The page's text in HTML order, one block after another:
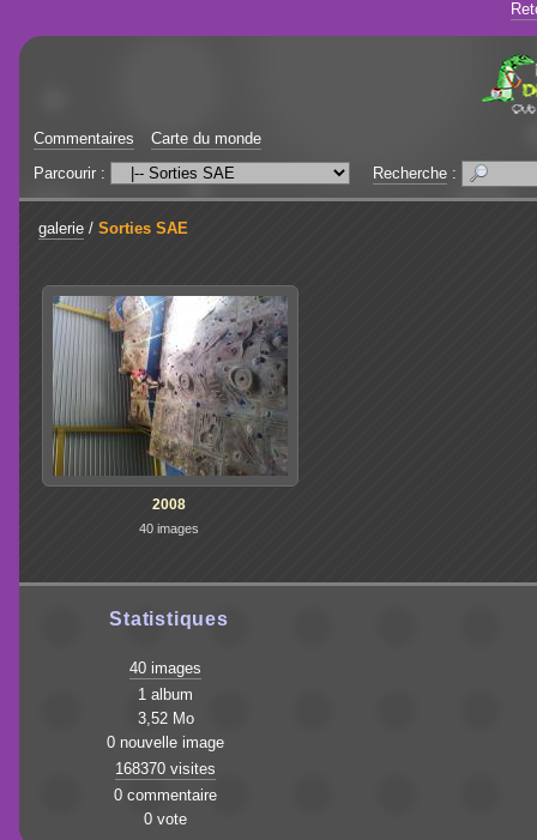
Commentaires
Carte du monde
Parcourir :
Recherche :
galerie / Sorties SAE
2008
40 images
Statistiques
40 images
1 album
3,52 Mo
0 nouvelle image
168370 visites
0 commentaire
0 vote